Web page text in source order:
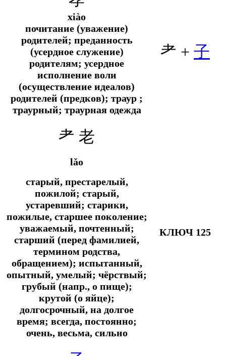
xiào
почитание (уважение)
родителей; преданность
(усердное служение)
родителям; усердное
исполнение воли
(осуществление идеалов)
родителей (предков); траур ;
траурный; траурная одежда
耂 + 子
耂 老
lǎo
старый, престарелый,
пожилой; старый,
устаревший; старики,
пожилые, старшее поколение;
уважаемый, почтенный;
старший (перед фамилией,
термином родства,
обращением); испытанный,
опытный, умелый; чёрствый;
грубый (напр., о пище);
крутой (о яйце);
долгосрочный, на долгое
время; всегда, постоянно;
очень, весьма, сильно
КЛЮЧ 125